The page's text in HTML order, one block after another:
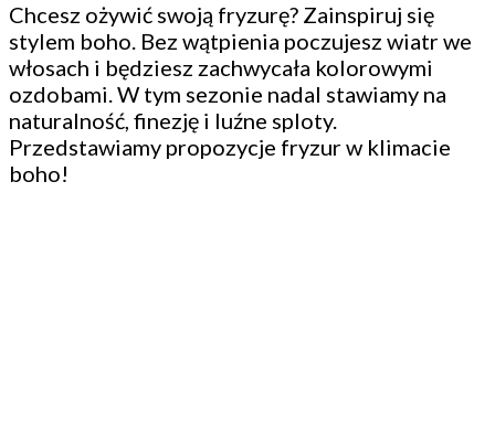
Chcesz ożywić swoją fryzurę? Zainspiruj się
stylem boho. Bez wątpienia poczujesz wiatr we
włosach i będziesz zachwycała kolorowymi
ozdobami. W tym sezonie nadal stawiamy na
naturalność, finezję i luźne sploty.
Przedstawiamy propozycje fryzur w klimacie
boho!